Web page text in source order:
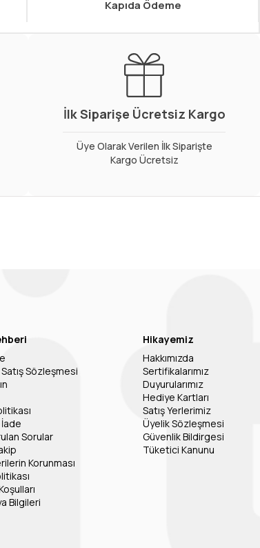
Kapıda Ödeme
İlk Siparişe Ücretsiz Kargo
Üye Olarak Verilen İlk Siparişte
Kargo Ücretsiz
Sözleşmesi
Sorular
Korunması
Bilgileri
Hikayemiz
Hakkımızda
Sertifikalarımız
Duyurularımız
Hediye Kartları
Satış Yerlerimiz
Üyelik Sözleşmesi
Güvenlik Bildirgesi
Tüketici Kanunu